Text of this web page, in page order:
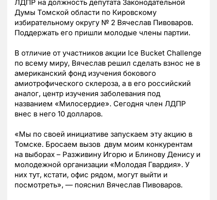
ЛДПР на должность депутата Законодательной
Думы Томской области по Кировскому
избирательному округу № 2 Вячеслав Пивоваров.
Поддержать его пришли молодые члены партии.
В отличие от участников акции Ice Bucket Challenge
по всему миру, Вячеслав решил сделать взнос не в
американский фонд изучения бокового
амиотрофического склероза, а в его российский
аналог, центр изучения заболевания под
названием «Милосердие». Сегодня член ЛДПР
внес в него 10 долларов.
«Мы по своей инициативе запускаем эту акцию в
Томске. Бросаем вызов двум моим конкурентам
на выборах – Разживину Игорю и Блинову Денису и
молодежной организации «Молодая Гвардия». У
них тут, кстати, офис рядом, могут выйти и
посмотреть», — пояснил Вячеслав Пивоваров.